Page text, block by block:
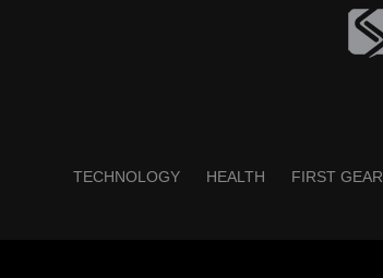
TECHNOLOGY HEALTH FIRST GEAR